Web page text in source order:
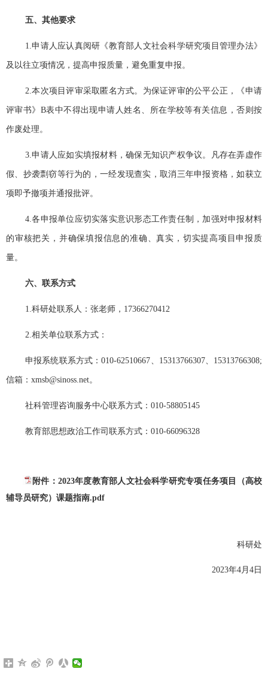
五、其他要求
1.申请人应认真阅研《教育部人文社会科学研究项目管理办法》
及以往立项情况，提高申报质量，避免重复申报。
2.本次项目评审采取匿名方式。为保证评审的公平公正，《申请
评审书》 B表中不得出现申请人姓名、所在学校等有关信息，否则按
作废处理。
3.申请人应如实填报材料，确保无知识产权争议。凡存在弄虚作
假、抄袭剽窃等行为的，一经发现查实，取消三年申报资格，如获立
项即予撤项并通报批评。
4.各申报单位应切实落实意识形态工作责任制，加强对申报材料
的审核把关，并确保填报信息的准确、真实，切实提高项目申报质
量。
六、联系方式
1.科研处联系人：张老师， 17366270412
2.相关单位联系方式：
申报系统联系方式：010-62510667、 15313766307、 15313766308;
信箱： xmsb@sinoss.net。
社科管理咨询服务中心联系方式：010-58805145
教育部思想政治工作司联系方式：010-66096328
附件：2023年度教育部人文社会科学研究专项任务项目（高校
辅导员研究）课题指南.pdf
科研处
2023年4月 4 日